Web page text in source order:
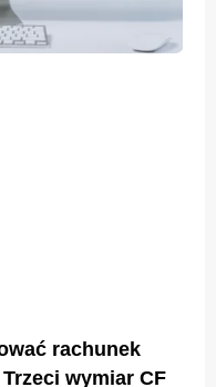
rachunek
wymiar CF